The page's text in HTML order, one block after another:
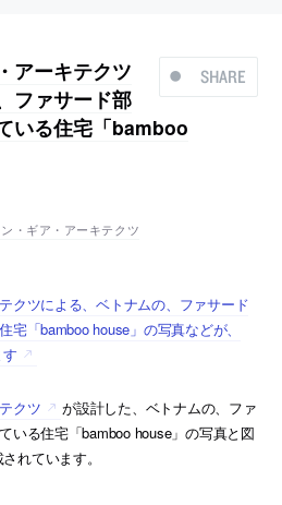
SHARE
アーキテクツ
ファサード部
いる住宅「bamboo
・ギア・アーキテクツ
クツによる、ベトナムの、ファサード
「bamboo house」の写真などが、
クツ
が設計した、ベトナムの、ファ
いる住宅「bamboo house」の写真と図
れています。